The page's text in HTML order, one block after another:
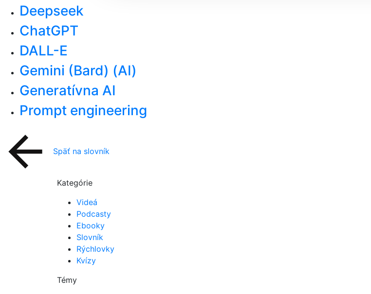
Deepseek
ChatGPT
DALL-E
Gemini (Bard) (AI)
Generatívna AI
Prompt engineering
Späť na slovník
Kategórie
Videá
Podcasty
Ebooky
Slovník
Rýchlovky
Kvízy
Témy